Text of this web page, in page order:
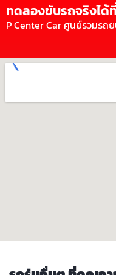
ทดลองขับรถจริงไ
P Center Car ศูนย์รวมร